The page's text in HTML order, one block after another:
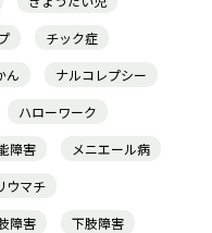
チック症
ん
ナルコレプシー
ハローワーク
障害
メニエール病
ウマチ
障害
下肢障害